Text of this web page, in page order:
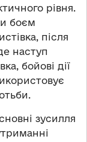
рівня.
боєм
після
наступ
бойові дії
зусилля